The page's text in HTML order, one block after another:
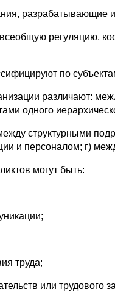
регуляцию,
по
различают:
одного
структурными
и персоналом; г)
могут быть:
труда;
или трудового